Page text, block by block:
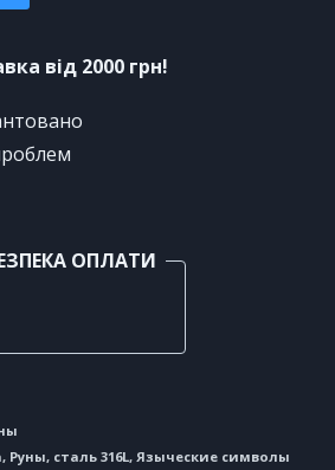
від 2000 грн!
ОПЛАТИ
, Руны, сталь 316L, Языческие символы